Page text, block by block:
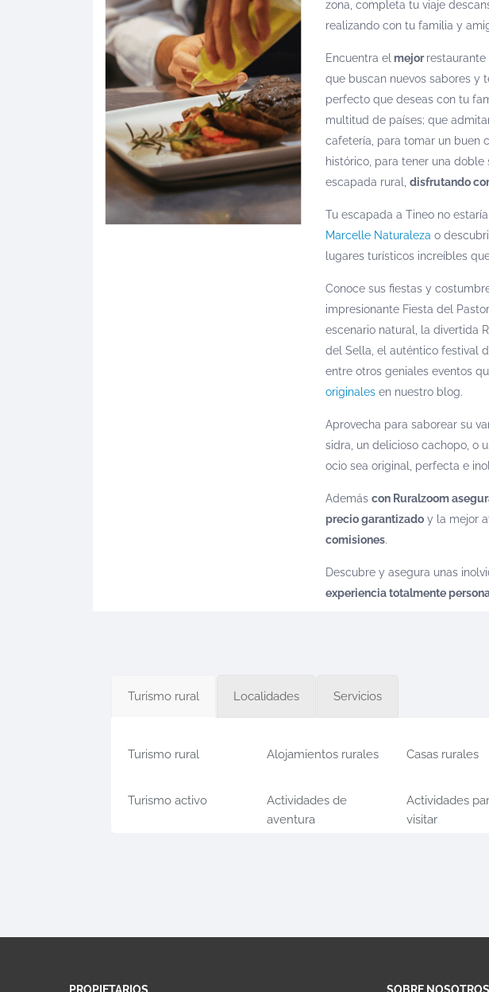
zona, completa tu viaje
realizando con tu familia y
Encuentra el mejor
que buscan nuevos sabores y
perfecto que deseas con tu
multitud de países; que
cafetería, para tomar un buen
histórico, para tener una
escapada rural, disfrutando
Tu escapada a Tineo no
Marcelle Naturaleza o
lugares turísticos increíbles
Conoce sus fiestas y
impresionante Fiesta del
escenario natural, la divertida
del Sella, el auténtico festival
entre otros geniales eventos
originalesen nuestro blog.
Aprovecha para saborear su
sidra, un delicioso cachopo, o
ocio sea original, perfecta e
Además con Ruralzoom
precio garantizadoy la mejor
comisiones.
Descubre y asegura unas
experiencia totalmente
Turismo rural Localidades Servicios
Turismo rural Alojamientos rurales Casas rurales
Turismo activo
Actividades de
aventura
Actividades
visitar